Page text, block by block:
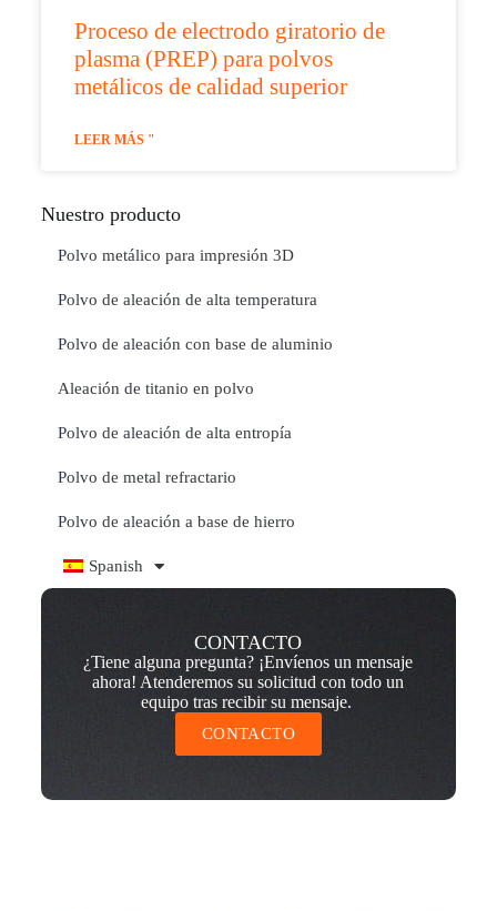
Proceso de electrodo giratorio de
plasma (PREP) para polvos
metálicos de calidad superior
LEER MÁS "
Nuestro producto
Polvo metálico para impresión 3D
Polvo de aleación de alta temperatura
Polvo de aleación con base de aluminio
Aleación de titanio en polvo
Polvo de aleación de alta entropía
Polvo de metal refractario
Polvo de aleación a base de hierro
Spanish
CONTACTO
¿Tiene alguna pregunta? ¡Envíenos un mensaje
ahora! Atenderemos su solicitud con todo un
equipo tras recibir su mensaje.
CONTACTO